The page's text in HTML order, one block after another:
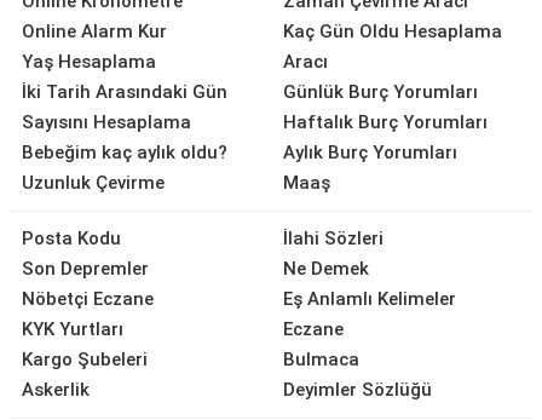
Online Alarm Kur
Yaş Hesaplama
İki Tarih Arasındaki Gün
Sayısını Hesaplama
Bebeğim kaç aylık oldu?
Uzunluk Çevirme
Kaç Gün Oldu Hesaplama
Aracı
Günlük Burç Yorumları
Haftalık Burç Yorumları
Aylık Burç Yorumları
Maaş
Posta Kodu
Son Depremler
Nöbetçi Eczane
KYK Yurtları
Kargo Şubeleri
Askerlik
İlahi Sözleri
Ne Demek
Eş Anlamlı Kelimeler
Eczane
Bulmaca
Deyimler Sözlüğü